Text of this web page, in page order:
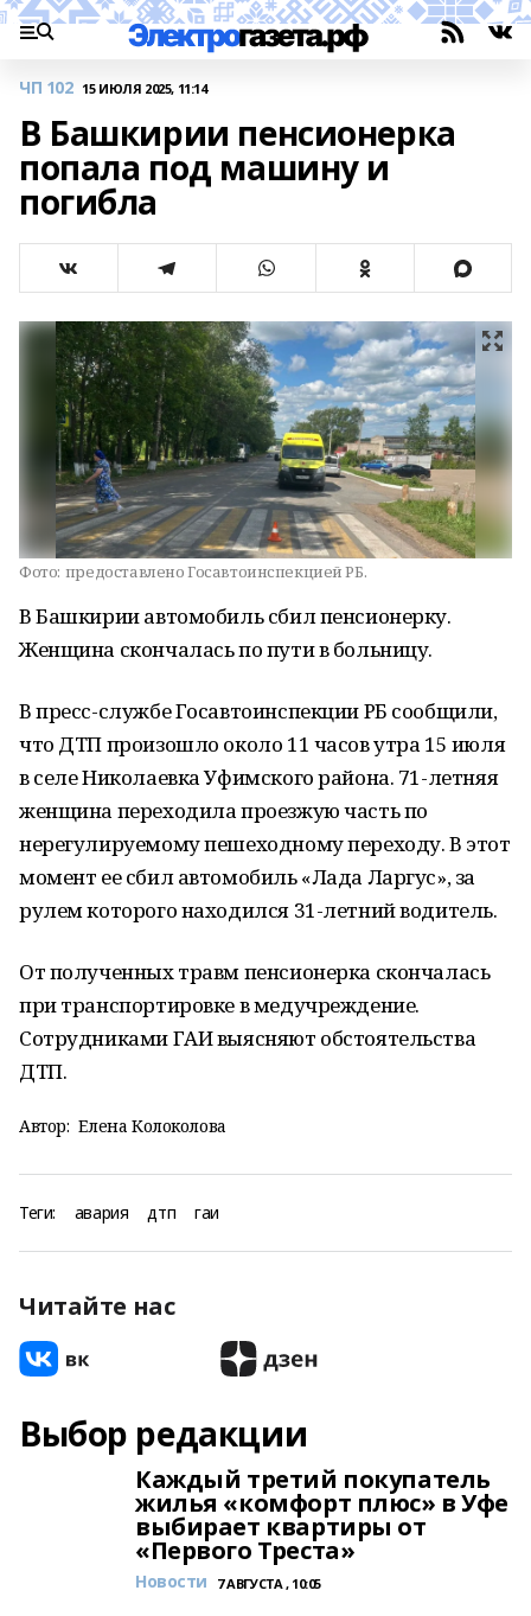
ЧП 102 15 ИЮЛЯ 2025, 11:14
В Башкирии пенсионерка
попала под машину и
погибла
Фото: предоставлено Госавтоинспекцией РБ.
В Башкирии автомобиль сбил пенсионерку.
Женщина скончалась по пути в больницу.
В пресс-службе Госавтоинспекции РБ сообщили,
что ДТП произошло около 11 часов утра 15 июля
в селе Николаевка Уфимского района. 71-летняя
женщина переходила проезжую часть по
нерегулируемому пешеходному переходу. В этот
момент ее сбил автомобиль «Лада Ларгус», за
рулем которого находился 31-летний водитель.
От полученных травм пенсионерка скончалась
при транспортировке в медучреждение.
Сотрудниками ГАИ выясняют обстоятельства
ДТП.
Автор: Елена Колоколова
Теги: авария дтп гаи
Читайте нас
Выбор редакции
Каждый третий покупатель
жилья «комфорт плюс» в Уфе
выбирает квартиры от
«Первого Треста»
Новости 7 АВГУСТА , 10:05